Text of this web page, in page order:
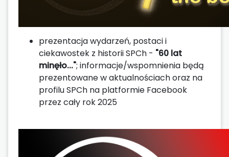
prezentacja wydarzeń, postaci i
ciekawostek z historii SPCh - "60 lat
minęło..."; informacje/wspomnienia będą
prezentowane w aktualnościach oraz na
profilu SPCh na platformie Facebook
przez cały rok 2025